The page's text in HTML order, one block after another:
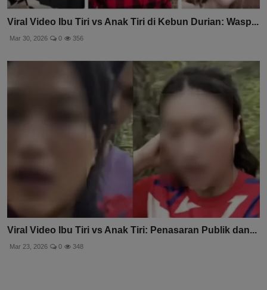
Viral Video Ibu Tiri vs Anak Tiri di Kebun Durian: Wasp...
Mar 30, 2026 0 356
Viral Video Ibu Tiri vs Anak Tiri: Penasaran Publik dan...
Mar 23, 2026 0 348